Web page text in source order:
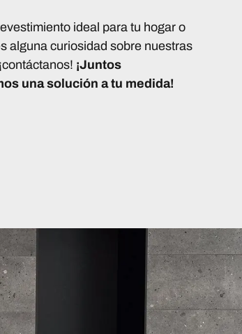
ideal para tu hogar o
alguna curiosidad sobre nuestras
¡Juntos
una solución a tu medida!